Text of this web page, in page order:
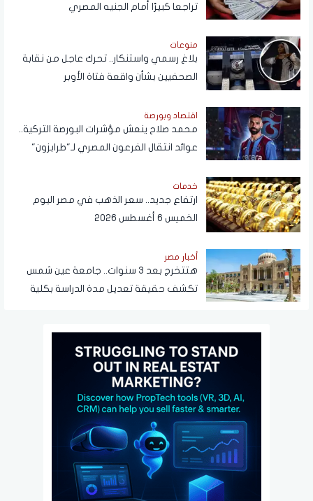
تراجعا كبيرًا أمام الجنيه المصري
منوعات
بلاغ رسمي واستنكار.. تحرك عاجل من نقابة
الصحفيين بشأن واقعة فتاة الأوبر
اقتصاد وبورصة
محمد صلاح ينعش مؤشرات البورصة التركية..
عوائد انتقال الفرعون المصري لـ"طرابزون"
خدمات
ارتفاع جديد.. سعر الذهب في مصر اليوم
الخميس 6 أغسطس 2026
أخبار مصر
هتتخرج بعد 3 سنوات.. جامعة عين شمس
تكشف حقيقة تعديل مدة الدراسة بكلية